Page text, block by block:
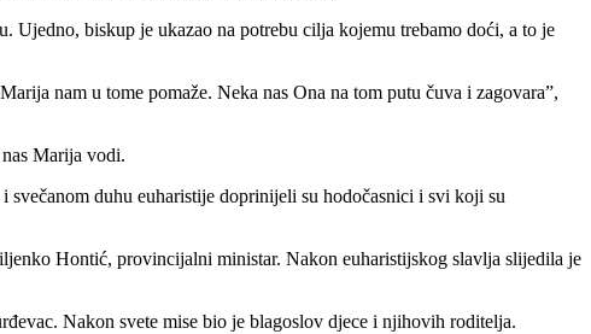
Ujedno, biskup je ukazao na potrebu cilja kojemu trebamo doći, a to je
nam u tome pomaže. Neka nas Ona na tom putu čuva i zagovara”,
nas Marija vodi.
duhu euharistije doprinijeli su hodočasnici i svi koji su
Hontić, provincijalni ministar. Nakon euharistijskog slavlja slijedila je
Nakon svete mise bio je blagoslov djece i njihovih roditelja.